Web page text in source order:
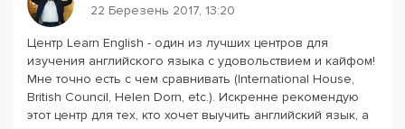
22 Березень 2017, 13:20
Центр Learn English - один из лучших центров для
изучения английского языка с удовольствием и кайфом!
Мне точно есть с чем сравнивать (International House,
British Council, Helen Dorn, etc.). Искренне рекомендую
этот центр для тех, кто хочет выучить английский язык, а